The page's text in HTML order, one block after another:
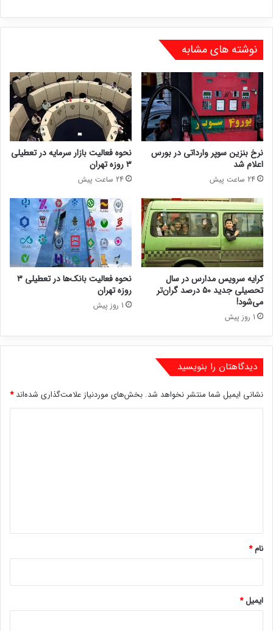
نوشته های مشابه
نرخ بنزین سوپر وارداتی در بورس
اعلام شد
24 ساعت پیش
نحوه فعالیت بازار سرمایه در تعطیلی
۳ روزه تهران
24 ساعت پیش
کرایه سرویس مدارس در سال
تحصیلی جدید ۵۰ درصد گران‌تر
می‌شود!
1 روز پیش
نحوه فعالیت بانک‌ها در تعطیلی ۳
روزه تهران
1 روز پیش
دیدگاهتان را بنویسید
نشانی ایمیل شما منتشر نخواهد شد. بخش‌های موردنیاز علامت‌گذاری شده‌اند*
نام*
ایمیل*